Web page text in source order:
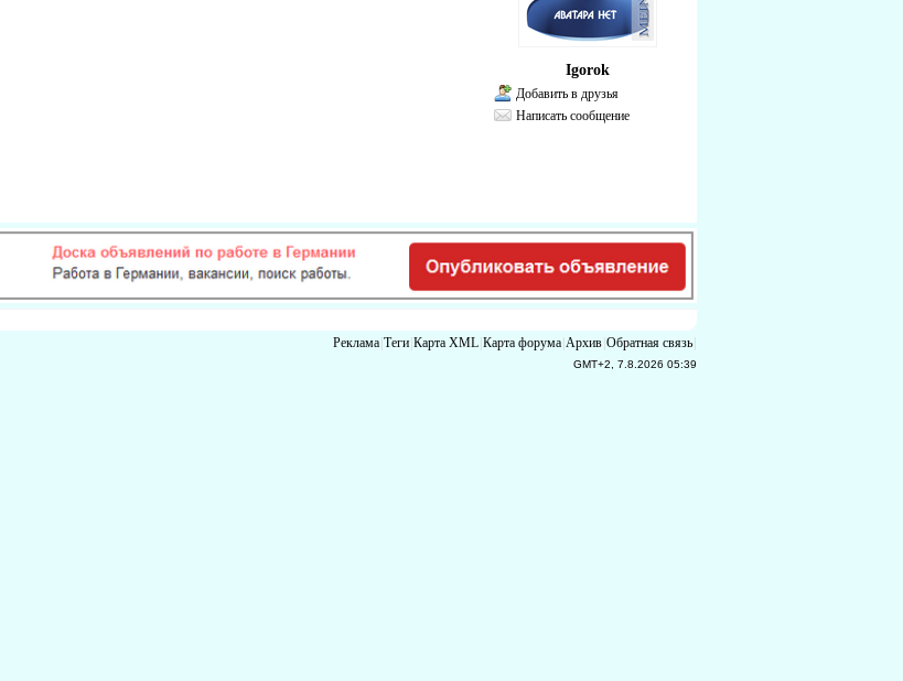
Igorok
Добавить в друзья
Написать сообщение
Реклама|Теги|Карта XML|Карта форума|Архив|Обратная связь|
GMT+2, 7.8.2026 05:39